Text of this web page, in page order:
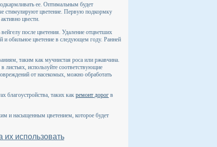
ее. Оптимальным будет
стимулируют цветение. Первую подкормку
цвести.
после цветения. Удаление отцветших
и обильное цветение в следующем году. Ранней
таким как мучнистая роса или ржавчина.
листьях, используйте соответствующие
от насекомых, можно обработать
благоустройства, таких как ремонт дорог в
и насыщенным цветением, которое будет
их использовать